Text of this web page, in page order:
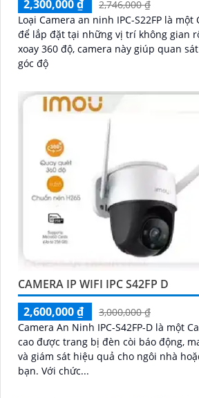
2,300,000 ₫
2,746,000 ₫
Loại Camera an ninh IPC-S22FP là
để lắp đặt tại những vị trí không gian rộng. Với khả
xoay 360 độ, camera này giúp quan
góc độ
CAMERA IP WIFI IPC S42FP D
2,600,000 ₫
3,000,000 ₫
Camera An Ninh IPC-S42FP-D là một
cao được trang bị đèn còi báo động,
và giám sát hiệu quả cho ngôi nhà
bạn. Với chức...